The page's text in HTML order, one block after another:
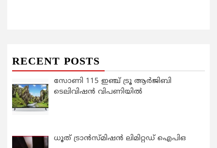
RECENT POSTS
സോണി 115 ഇഞ്ച് ട്രൂ ആർജിബി
ടെലിവിഷൻ വിപണിയിൽ
ധൂത് ട്രാൻസ്മിഷൻ ലിമിറ്റഡ് ഐപിഒ